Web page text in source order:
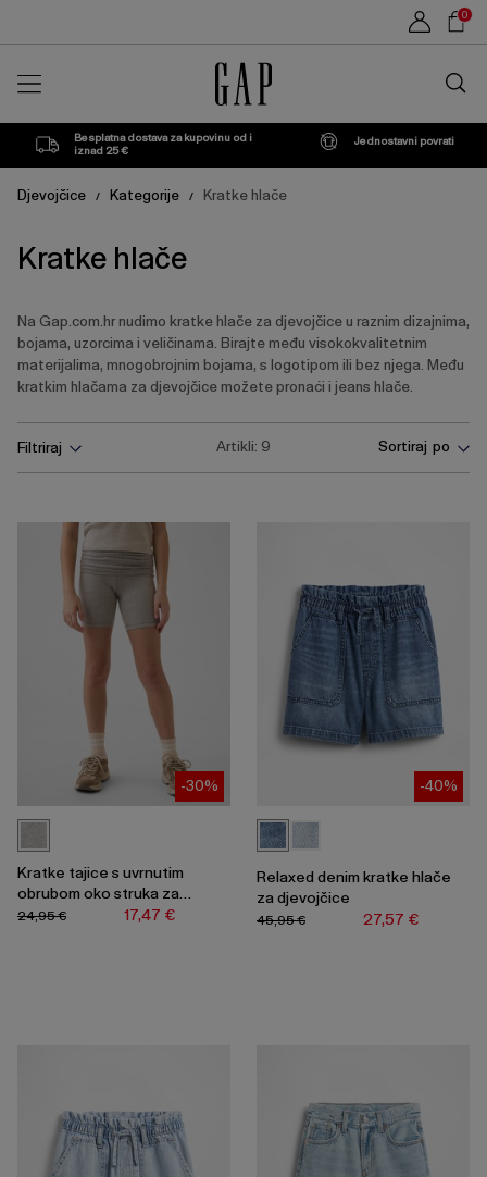
0
trgovini
Besplatna dostava za kupovinu od i
iznad 25 €
Jednostavni povrati
Djevojčice / Kategorije / Kratke hlače
Kratke hlače
Na Gap.com.hr nudimo kratke hlače za djevojčice u raznim dizajnima,
bojama, uzorcima i veličinama. Birajte među visokokvalitetnim
materijalima, mnogobrojnim bojama, s logotipom ili bez njega. Među
kratkim hlačama za djevojčice možete pronaći i jeans hlače.
tipku
Enter
izbornika.
Filtriraj Artikli: 9 Sortiraj po
-30%
Kratke tajice s uvrnutim
obrubom oko struka za
djevojčice
17,47 €
24,95 €
-40%
Relaxed denim kratke hlače
za djevojčice
27,57 €
45,95 €